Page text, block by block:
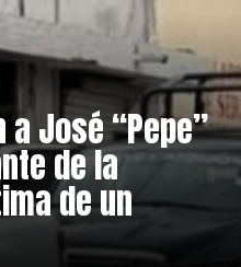
José “Pepe”
de la
de un